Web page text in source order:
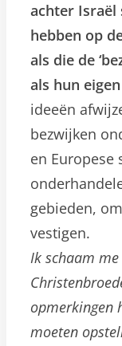
achter Israël
hebben op
als die de
als hun
ideeën
bezwijken
en Europese
gebieden,
vestigen.
Ik schaam
opmerkingen
moeten